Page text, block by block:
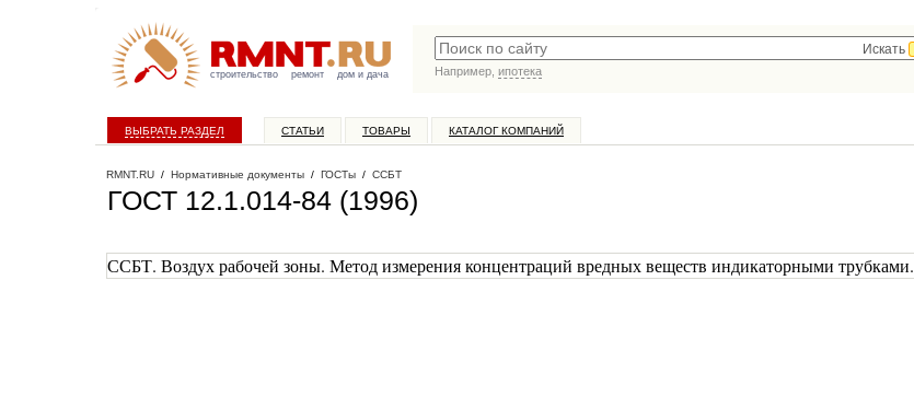
строительство ремонт дом и дача
Искать
Например, ипотека
ВЫБРАТЬ РАЗДЕЛ СТАТЬИ ТОВАРЫ КАТАЛОГ КОМПАНИЙ
RMNT.RU / Нормативные документы / ГОСТы / ССБТ
ГОСТ 12.1.014-84 (1996)
ССБТ. Воздух рабочей зоны. Метод измерения концентраций вредных веществ индикаторными трубками.